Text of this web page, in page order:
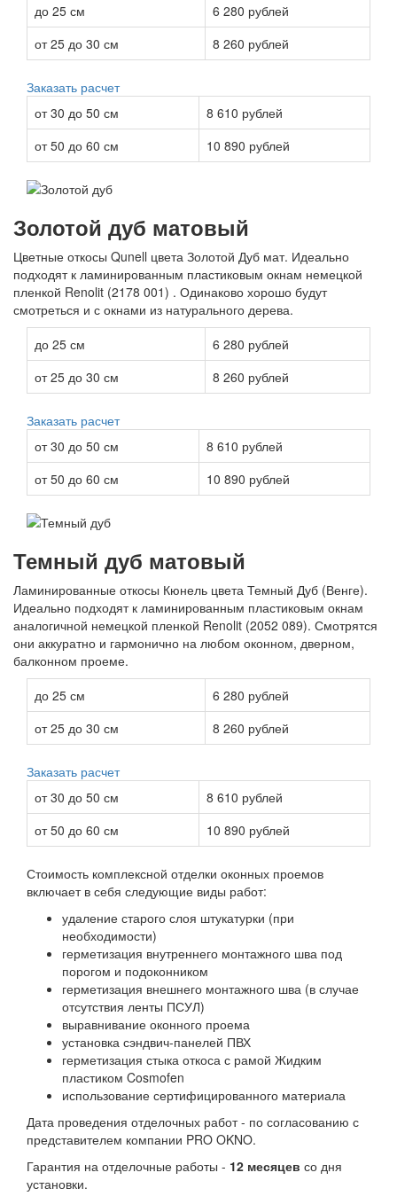
до 25 см
6 280 рублей
от 25 до 30 см
8 260 рублей
Заказать расчет
от 30 до 50 см
8 610 рублей
от 50 до 60 см
10 890 рублей
Золотой дуб матовый
Цветные откосы Qunell цвета Золотой Дуб мат. Идеально
подходят к ламинированным пластиковым окнам немецкой
пленкой Renolit (2178 001) . Одинаково хорошо будут
смотреться и с окнами из натурального дерева.
до 25 см
6 280 рублей
от 25 до 30 см
8 260 рублей
Заказать расчет
от 30 до 50 см
8 610 рублей
от 50 до 60 см
10 890 рублей
Темный дуб матовый
Ламинированные откосы Кюнель цвета Темный Дуб (Венге).
Идеально подходят к ламинированным пластиковым окнам
аналогичной немецкой пленкой Renolit (2052 089). Смотрятся
они аккуратно и гармонично на любом оконном, дверном,
балконном проеме.
до 25 см
6 280 рублей
от 25 до 30 см
8 260 рублей
Заказать расчет
от 30 до 50 см
8 610 рублей
от 50 до 60 см
10 890 рублей
Стоимость комплексной отделки оконных проемов
включает в себя следующие виды работ:
удаление старого слоя штукатурки (при
необходимости)
герметизация внутреннего монтажного шва под
порогом и подоконником
герметизация внешнего монтажного шва (в случае
отсутствия ленты ПСУЛ)
выравнивание оконного проема
установка сэндвич-панелей ПВХ
герметизация стыка откоса с рамой Жидким
пластиком Cosmofen
использование сертифицированного материала
Дата проведения отделочных работ - по согласованию с
представителем компании PRO OKNO.
Гарантия на отделочные работы - 12 месяцев со дня
установки.